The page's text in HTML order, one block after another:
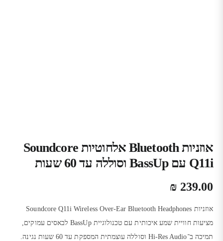
אוזניות Bluetooth אלחוטיות Soundcore
Q11i עם BassUp וסוללה עד 60 שעות
₪ 239.00
אוזניות Soundcore Q11i Wireless Over-Ear Bluetooth Headphones
מציעות חוויית שמע איכותית עם טכנולוגייתBassUpלבאסים עמוקים,
תמיכה ב־Hi-Res Audio
וסוללה עוצמתית המספקת עד 60 שעות נגינה.